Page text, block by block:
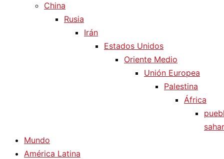
China
Rusia
Irán
Estados Unidos
Oriente Medio
Unión Europea
Palestina
África
Mundo
América Latina